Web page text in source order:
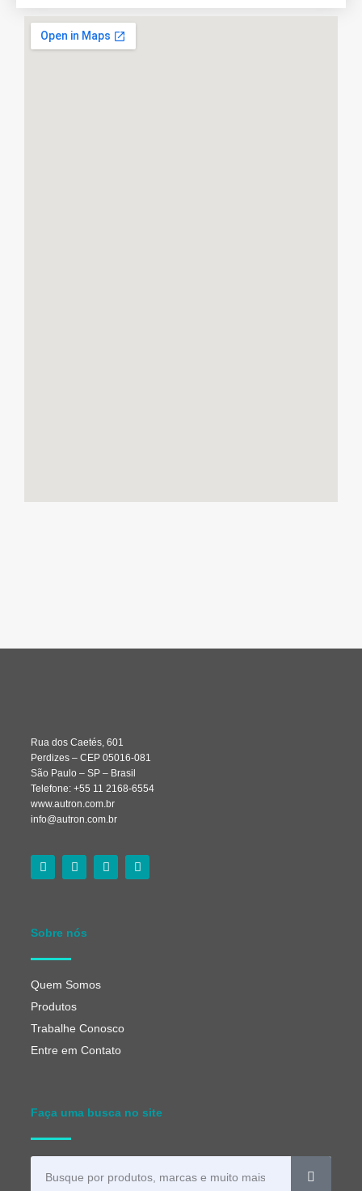
Rua dos Caetés, 601
Perdizes – CEP 05016-081
São Paulo – SP – Brasil
Telefone: +55 11 2168-6554
www.autron.com.br
info@autron.com.br
Sobre nós
Quem Somos
Produtos
Trabalhe Conosco
Entre em Contato
Faça uma busca no site